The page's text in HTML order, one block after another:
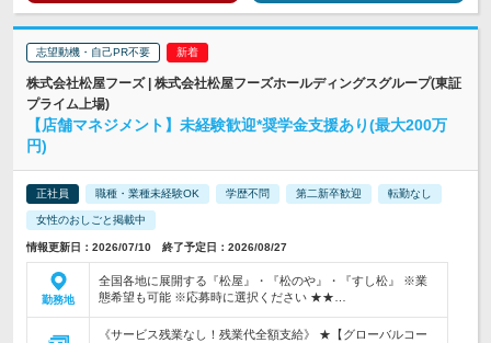
志望動機・自己PR不要
株式会社松屋フーズ | 株式会社松屋フーズホールディングスグループ(東証
プライム上場)
【店舗マネジメント】未経験歓迎*奨学金支援あり(最大200万
円)
正社員 職種・業種未経験OK 学歴不問 第二新卒歓迎 転勤なし
女性のおしごと掲載中
情報更新日：2026/07/10 終了予定日：2026/08/27
勤務地
全国各地に展開する『松屋』・『松のや』・『すし松』 ※業
態希望も可能 ※応募時に選択ください ★★…
《サービス残業なし！残業代全額支給》 ★【グローバルコー